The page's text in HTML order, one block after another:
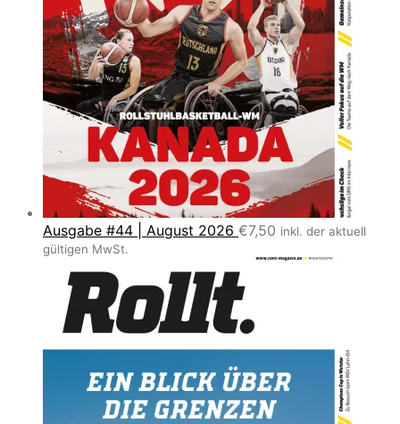
Ausgabe #44 | August 2026 €7,50 inkl. der aktuell
gültigen MwSt.